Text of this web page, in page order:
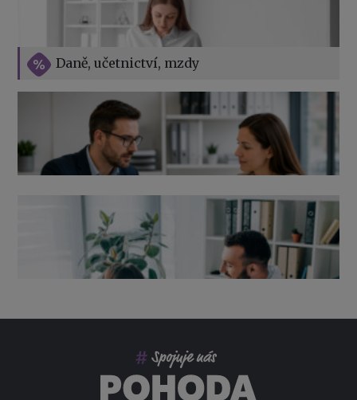
Daně, učetnictví, mzdy
Vše o překážkách v práci na straně zaměstnavatele
Výpověď ze zdravotních důvodů 2026 – průvodce pro
zaměstnavatele